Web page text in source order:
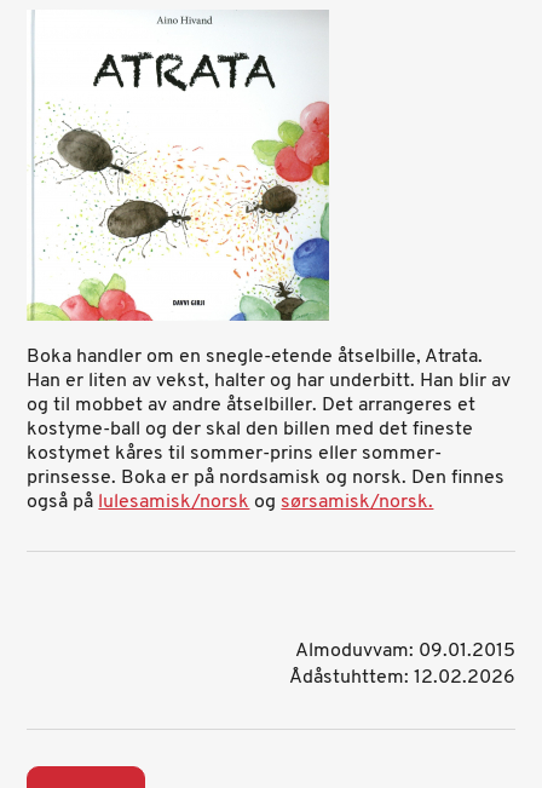
Boka handler om en snegle-etende åtselbille, Atrata.
Han er liten av vekst, halter og har underbitt. Han blir av
og til mobbet av andre åtselbiller. Det arrangeres et
kostyme-ball og der skal den billen med det fineste
kostymet kåres til sommer-prins eller sommer-
prinsesse. Boka er på nordsamisk og norsk. Den finnes
også pålulesamisk/norskogsørsamisk/norsk.
Almoduvvam: 09.01.2015
Ådåstuhttem: 12.02.2026